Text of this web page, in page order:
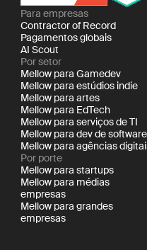
Para empresas
Contractor of Record
Pagamentos globais
AI Scout
Por setor
Mellow para Gamedev
Mellow para estúdios indie
Mellow para artes
Mellow para EdTech
Mellow para serviços de TI
Mellow para dev de software
Mellow para agências
Por porte
Mellow para startups
Mellow para médias
empresas
Mellow para grandes
empresas